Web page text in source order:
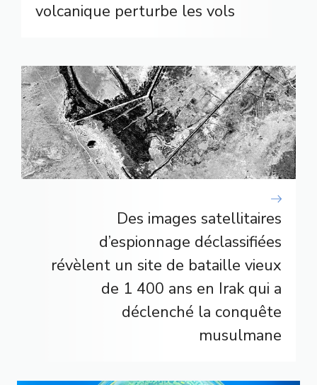
volcanique perturbe les vols
Des images satellitaires
d’espionnage déclassifiées
révèlent un site de bataille vieux
de 1 400 ans en Irak qui a
déclenché la conquête
musulmane